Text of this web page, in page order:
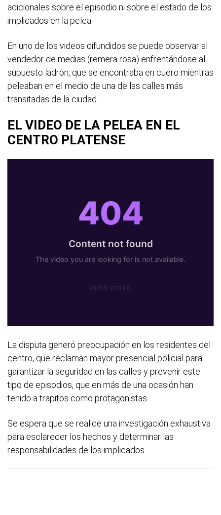
adicionales sobre el episodio ni sobre el estado de los
implicados en la pelea.
En uno de los videos difundidos se puede observar al
vendedor de medias (remera rosa) enfrentándose al
supuesto ladrón, que se encontraba en cuero mientras
peleaban en el medio de una de las calles más
transitadas de la ciudad.
EL VIDEO DE LA PELEA EN EL
CENTRO PLATENSE
La disputa generó preocupación en los residentes del
centro, que reclaman mayor presencial policial para
garantizar la seguridad en las calles y prevenir este
tipo de episodios, que en más de una ocasión han
tenido a trapitos como protagonistas.
Se espera que se realice una investigación exhaustiva
para esclarecer los hechos y determinar las
responsabilidades de los implicados.